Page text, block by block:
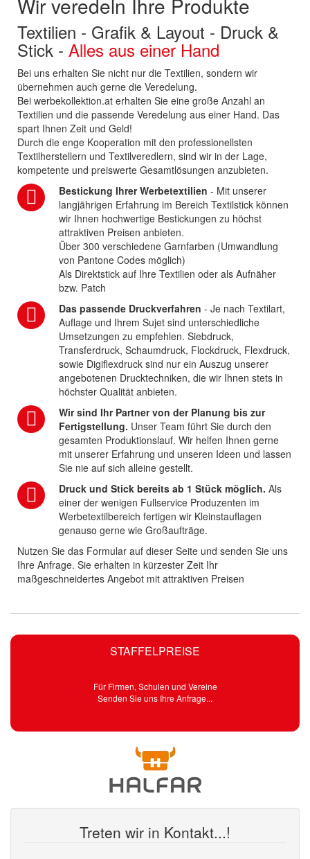
STAFFELPREISE
Für Firmen, Schulen und Vereine
Senden Sie uns Ihre Anfrage...
Treten wir in Kontakt...!
Textilien - Grafik & Layout - Druck &
Stick - Alles aus einer Hand
Bei uns erhalten Sie nicht nur die Textilien, sondern wir
übernehmen auch gerne die Veredelung.
Bei werbekollektion.at erhalten Sie eine große Anzahl an
Textilien und die passende Veredelung aus einer Hand. Das
spart Ihnen Zeit und Geld!
Durch die enge Kooperation mit den professionellsten
Textilherstellern und Textilveredlern, sind wir in der Lage,
kompetente und preiswerte Gesamtlösungen anzubieten.
Bestickung Ihrer Werbetextilien - Mit unserer
langjährigen Erfahrung im Bereich Textilstick können
wir Ihnen hochwertige Bestickungen zu höchst
attraktiven Preisen anbieten.
Über 300 verschiedene Garnfarben (Umwandlung
von Pantone Codes möglich)
Als Direktstick auf Ihre Textilien oder als Aufnäher
bzw. Patch
Das passende Druckverfahren - Je nach Textilart,
Auflage und Ihrem Sujet sind unterschiedliche
Umsetzungen zu empfehlen. Siebdruck,
Transferdruck, Schaumdruck, Flockdruck, Flexdruck,
sowie Digiflexdruck sind nur ein Auszug unserer
angebotenen Drucktechniken, die wir Ihnen stets in
höchster Qualität anbieten.
Wir sind Ihr Partner von der Planung bis zur
Fertigstellung. Unser Team führt Sie durch den
gesamten Produktionslauf. Wir helfen Ihnen gerne
mit unserer Erfahrung und unseren Ideen und lassen
Sie nie auf sich alleine gestellt.
Druck und Stick bereits ab 1 Stück möglich. Als
einer der wenigen Fullservice Produzenten im
Werbetextilbereich fertigen wir Kleinstauflagen
genauso gerne wie Großaufträge.
Nutzen Sie das Formular auf dieser Seite und senden Sie uns
Ihre Anfrage. Sie erhalten in kürzester Zeit Ihr
maßgeschneidertes Angebot mit attraktiven Preisen